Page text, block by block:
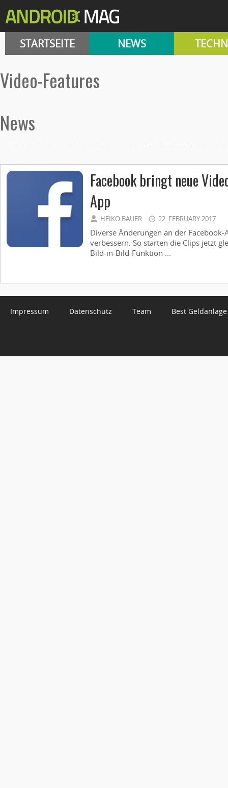
STARTSEITE NEWS
Video-Features
News
Facebook bringt neue
App
HEIKO BAUER 22. FEBRUARY 2017
Diverse Änderungen an der
verbessern. So starten die Clips jetzt
Bild-in-Bild-Funktion ...
Impressum Datenschutz Team Best Geldanlage